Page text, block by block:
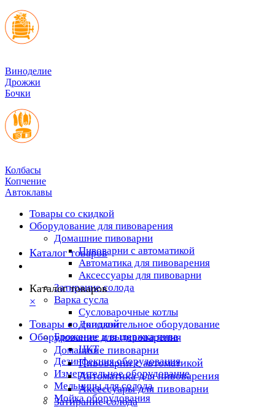
Виноделие
Дрожжи
Бочки
Колбасы
Копчение
Автоклавы
Товары со скидкой
Оборудование для пивоварения
Домашние пивоварни
Пивоварни с автоматикой
Автоматика для пивоварения
Аксессуары для пивоварни
Затирание солода
Варка сусла
Cусловарочные котлы
Дополнительное оборудование
Брожение и выдержка пива
ЦКТ
Дезинфекция оборудования
Измерительное оборудование
Мельницы для солода
Мойка оборудования
Каталог товаров
Каталог товаров
×
Товары со скидкой
Оборудование для пивоварения
Домашние пивоварни
Пивоварни с автоматикой
Автоматика для пивоварения
Аксессуары для пивоварни
Затирание солода